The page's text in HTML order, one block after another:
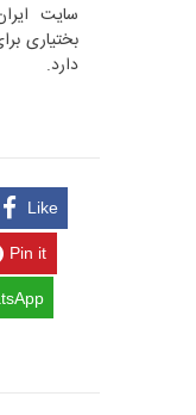
سایت
بختیاری
دارد.
Like
Pin it